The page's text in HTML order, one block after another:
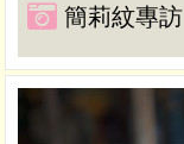
簡莉紋專訪